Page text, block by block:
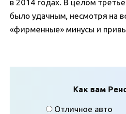
в 2014 годах. В целом
было удачным, несмотря на
«фирменные» минусы и
Как вам
Отличное авто